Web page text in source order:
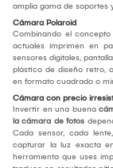
amplia gama de soportes
Cámara Polaroid
Combinando el
actuales imprimen en
sensores digitales,
plástico de diseño retro,
en formato cuadrado o
Cámara con precio
Invertir en una buena
la cámara de fotos
Cada sensor, cada
capturar la luz exacta
herramienta que uses